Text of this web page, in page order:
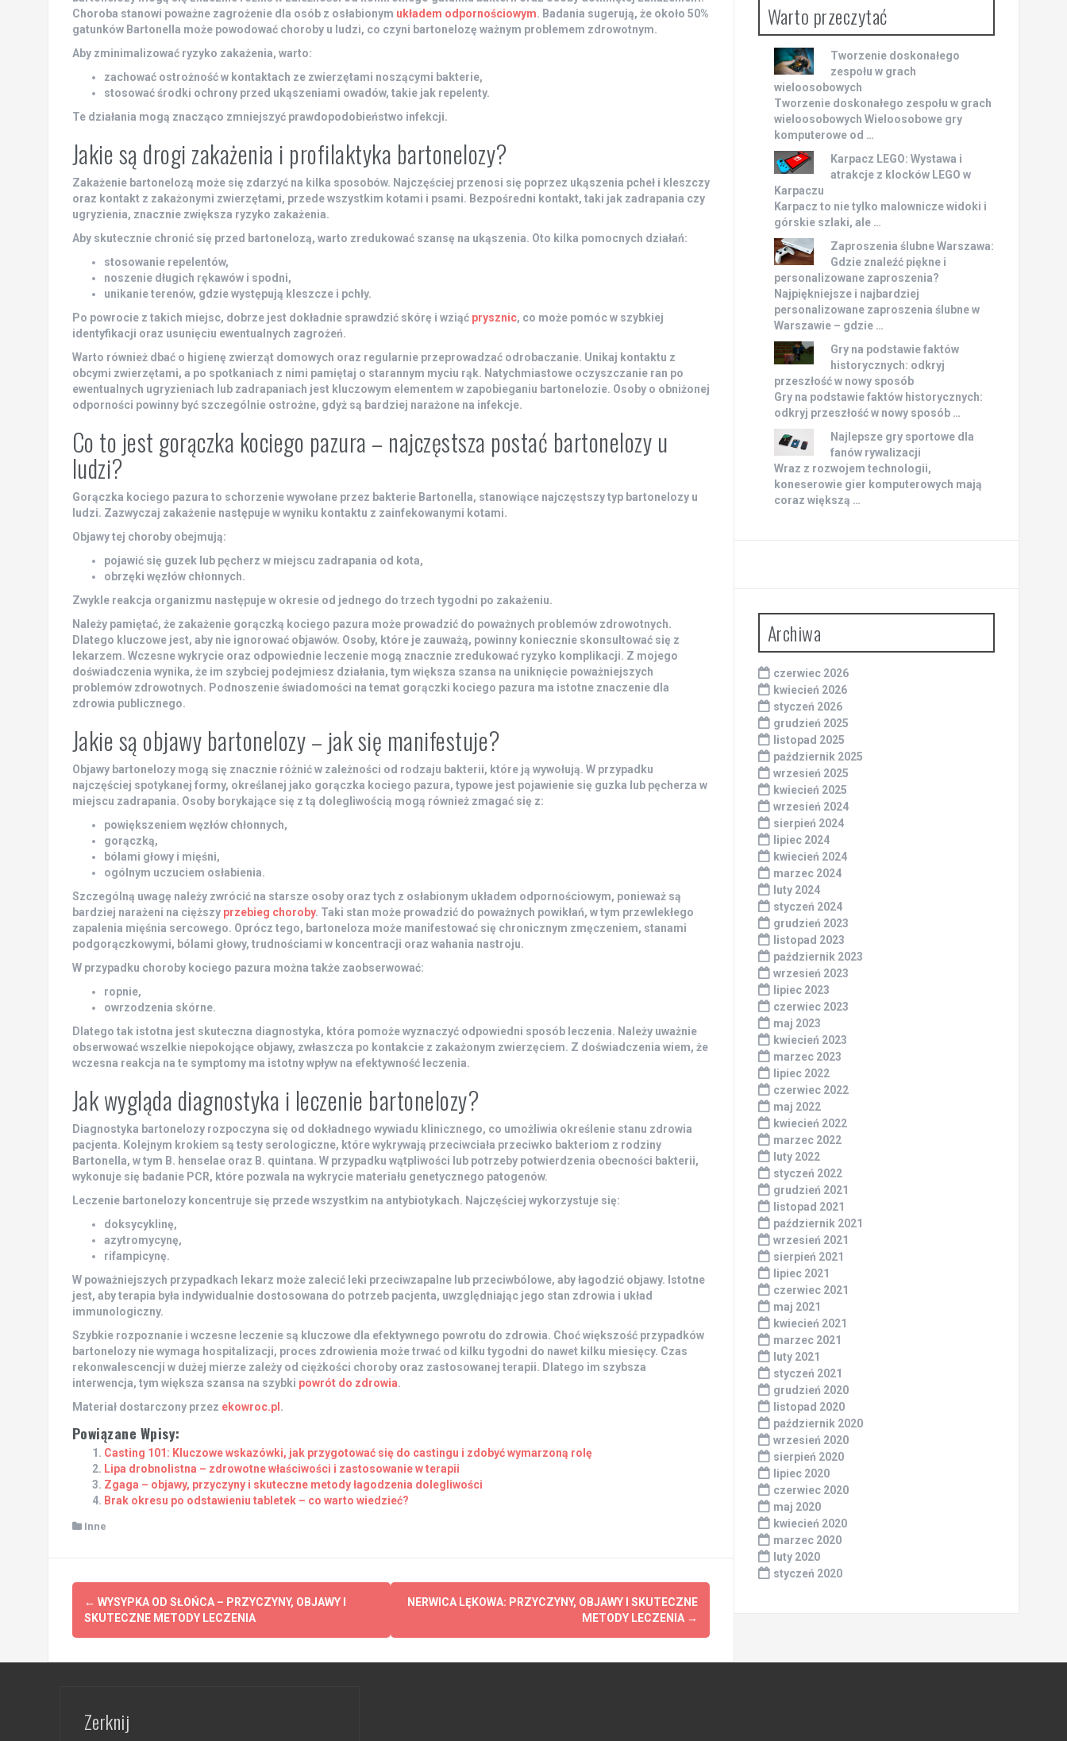
Choroba stanowi poważne zagrożenie dla osób z osłabionym układem odpornościowym. Badania sugerują, że około 50%
gatunków Bartonella może powodować choroby u ludzi, co czyni bartonelozę ważnym problemem zdrowotnym.
Aby zminimalizować ryzyko zakażenia, warto:
zachować ostrożność w kontaktach ze zwierzętami noszącymi bakterie,
stosować środki ochrony przed ukąszeniami owadów, takie jak repelenty.
Te działania mogą znacząco zmniejszyć prawdopodobieństwo infekcji.
Jakie są drogi zakażenia i profilaktyka bartonelozy?
Zakażenie bartonelozą może się zdarzyć na kilka sposobów. Najczęściej przenosi się poprzez ukąszenia pcheł i kleszczy
oraz kontakt z zakażonymi zwierzętami, przede wszystkim kotami i psami. Bezpośredni kontakt, taki jak zadrapania czy
ugryzienia, znacznie zwiększa ryzyko zakażenia.
Aby skutecznie chronić się przed bartonelozą, warto zredukować szansę na ukąszenia. Oto kilka pomocnych działań:
stosowanie repelentów,
noszenie długich rękawów i spodni,
unikanie terenów, gdzie występują kleszcze i pchły.
Po powrocie z takich miejsc, dobrze jest dokładnie sprawdzić skórę i wziąć prysznic, co może pomóc w szybkiej
identyfikacji oraz usunięciu ewentualnych zagrożeń.
Warto również dbać o higienę zwierząt domowych oraz regularnie przeprowadzać odrobaczanie. Unikaj kontaktu z
obcymi zwierzętami, a po spotkaniach z nimi pamiętaj o starannym myciu rąk. Natychmiastowe oczyszczanie ran po
ewentualnych ugryzieniach lub zadrapaniach jest kluczowym elementem w zapobieganiu bartonelozie. Osoby o obniżonej
odporności powinny być szczególnie ostrożne, gdyż są bardziej narażone na infekcje.
Co to jest gorączka kociego pazura – najczęstsza postać bartonelozy u
ludzi?
Gorączka kociego pazura to schorzenie wywołane przez bakterie Bartonella, stanowiące najczęstszy typ bartonelozy u
ludzi. Zazwyczaj zakażenie następuje w wyniku kontaktu z zainfekowanymi kotami.
Objawy tej chorobyobejmują:
pojawić się guzek lub pęcherz w miejscu zadrapania od kota,
obrzęki węzłów chłonnych.
Zwykle reakcja organizmu następuje w okresie od jednego do trzech tygodni po zakażeniu.
Należy pamiętać, że zakażenie gorączką kociego pazura może prowadzić do poważnych problemów zdrowotnych.
Dlatego kluczowe jest, aby nie ignorować objawów. Osoby, które je zauważą, powinny koniecznie skonsultować się z
lekarzem. Wczesne wykrycie oraz odpowiednie leczenie mogą znacznie zredukować ryzyko komplikacji. Z mojego
doświadczenia wynika, że im szybciej podejmiesz działania, tym większa szansa na uniknięcie poważniejszych
problemów zdrowotnych. Podnoszenie świadomości na temat gorączki kociego pazura ma istotne znaczenie dla
zdrowia publicznego.
Jakie są objawy bartonelozy – jak się manifestuje?
Objawy bartonelozy mogą się znacznie różnić w zależności od rodzaju bakterii, które ją wywołują. W przypadku
najczęściej spotykanej formy, określanej jako gorączka kociego pazura, typowe jest pojawienie się guzka lub pęcherza w
miejscu zadrapania. Osoby borykające się z tą dolegliwością mogą również zmagać się z:
powiększeniem węzłów chłonnych,
gorączką,
bólami głowy i mięśni,
ogólnym uczuciem osłabienia.
Szczególną uwagę należy zwrócić na starsze osoby oraz tych z osłabionym układem odpornościowym, ponieważ są
bardziej narażeni na cięższy przebieg choroby. Taki stan może prowadzić do poważnych powikłań, w tym przewlekłego
zapalenia mięśnia sercowego. Oprócz tego, bartoneloza może manifestować się chronicznym zmęczeniem, stanami
podgorączkowymi, bólami głowy, trudnościami w koncentracji oraz wahania nastroju.
W przypadku choroby kociego pazura można także zaobserwować:
ropnie,
owrzodzenia skórne.
Dlatego tak istotna jest skuteczna diagnostyka, która pomoże wyznaczyć odpowiedni sposób leczenia. Należy uważnie
obserwować wszelkie niepokojące objawy, zwłaszcza po kontakcie z zakażonym zwierzęciem. Z doświadczenia wiem, że
wczesna reakcja na te symptomy ma istotny wpływ na efektywność leczenia.
Jak wygląda diagnostyka i leczenie bartonelozy?
Diagnostyka bartonelozy rozpoczyna się od dokładnego wywiadu klinicznego, co umożliwia określenie stanu zdrowia
pacjenta. Kolejnym krokiem są testy serologiczne, które wykrywają przeciwciała przeciwko bakteriom z rodziny
Bartonella, w tym B. henselae oraz B. quintana. W przypadku wątpliwości lub potrzeby potwierdzenia obecności bakterii,
wykonuje się badanie PCR, które pozwala na wykrycie materiału genetycznego patogenów.
Leczenie bartonelozy koncentruje się przede wszystkim na antybiotykach. Najczęściej wykorzystuje się:
doksycyklinę,
azytromycynę,
rifampicynę.
W poważniejszych przypadkach lekarz może zalecić leki przeciwzapalne lub przeciwbólowe, aby łagodzić objawy. Istotne
jest, aby terapia była indywidualnie dostosowana do potrzeb pacjenta, uwzględniając jego stan zdrowia i układ
immunologiczny.
Szybkie rozpoznanie i wczesne leczenie są kluczowe dla efektywnego powrotu do zdrowia. Choć większość przypadków
bartonelozy nie wymaga hospitalizacji, proces zdrowienia może trwać od kilku tygodni do nawet kilku miesięcy. Czas
rekonwalescencji w dużej mierze zależy od ciężkości choroby oraz zastosowanej terapii. Dlatego im szybsza
interwencja, tym większa szansa na szybki powrót do zdrowia.
Materiał dostarczony przez ekowroc.pl .
Powiązane Wpisy:
Casting 101: Kluczowe wskazówki, jak przygotować się do castingu i zdobyć wymarzoną rolę
Lipa drobnolistna – zdrowotne właściwości i zastosowanie w terapii
Zgaga – objawy, przyczyny i skuteczne metody łagodzenia dolegliwości
Brak okresu po odstawieniu tabletek – co warto wiedzieć?
Inne
Post
navigation
← WYSYPKA OD SŁOŃCA – PRZYCZYNY, OBJAWY I
SKUTECZNE METODY LECZENIA
NERWICA LĘKOWA: PRZYCZYNY, OBJAWY I SKUTECZNE
METODY LECZENIA →
Warto przeczytać
Tworzenie doskonałego
zespołu w grach
wieloosobowych
Tworzenie doskonałego zespołu w grach
wieloosobowych Wieloosobowe gry
komputerowe od …
Karpacz LEGO: Wystawa i
atrakcje z klocków LEGO w
Karpaczu
Karpacz to nie tylko malownicze widoki i
górskie szlaki, ale …
Zaproszenia ślubne Warszawa:
Gdzie znaleźć piękne i
personalizowane zaproszenia?
Najpiękniejsze i najbardziej
personalizowane zaproszenia ślubne w
Warszawie – gdzie …
Gry na podstawie faktów
historycznych: odkryj
przeszłość w nowy sposób
Gry na podstawie faktów historycznych:
odkryj przeszłość w nowy sposób …
Najlepsze gry sportowe dla
fanów rywalizacji
Wraz z rozwojem technologii,
koneserowie gier komputerowych mają
coraz większą …
Archiwa
czerwiec 2026
kwiecień 2026
styczeń 2026
grudzień 2025
listopad 2025
październik 2025
wrzesień 2025
kwiecień 2025
wrzesień 2024
sierpień 2024
lipiec 2024
kwiecień 2024
marzec 2024
luty 2024
styczeń 2024
grudzień 2023
listopad 2023
październik 2023
wrzesień 2023
lipiec 2023
czerwiec 2023
maj 2023
kwiecień 2023
marzec 2023
lipiec 2022
czerwiec 2022
maj 2022
kwiecień 2022
marzec 2022
luty 2022
styczeń 2022
grudzień 2021
listopad 2021
październik 2021
wrzesień 2021
sierpień 2021
lipiec 2021
czerwiec 2021
maj 2021
kwiecień 2021
marzec 2021
luty 2021
styczeń 2021
grudzień 2020
listopad 2020
październik 2020
wrzesień 2020
sierpień 2020
lipiec 2020
czerwiec 2020
maj 2020
kwiecień 2020
marzec 2020
luty 2020
styczeń 2020
Zerknij